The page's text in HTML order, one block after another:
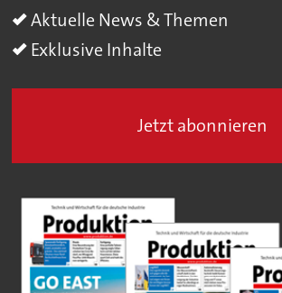
Aktuelle News & Themen
Exklusive Inhalte
Jetzt abonnieren